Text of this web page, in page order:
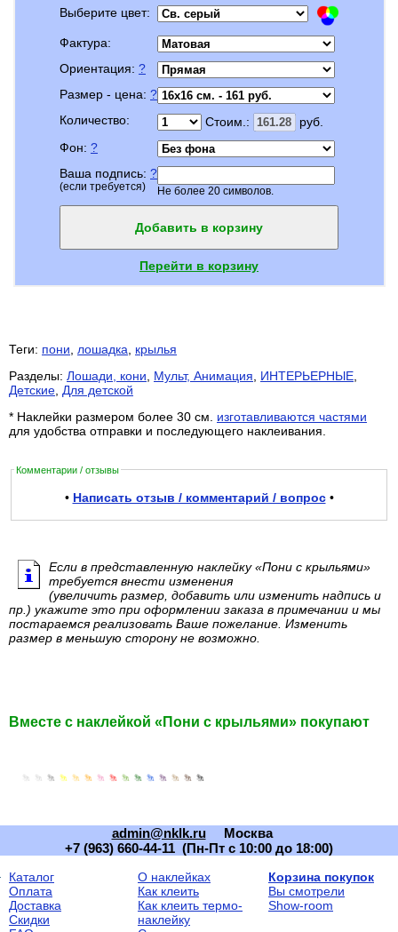
Выберите цвет:
Фактура:
Ориентация: ?
Размер - цена: ?
Количество:
Стоим.:
руб.
Фон: ?
Ваша подпись: ?
(если требуется) Не более 20 символов.
Добавить в корзину
Перейти в корзину
Теги: пони лошадка
крылья
Разделы: Лошади, кони Мульт, Анимация ИНТЕРЬЕРНЫЕ
Детские Для детской
* Наклейки размером более 30 см. изготавливаются частями
для удобства отправки и последующего наклеивания.
Комментарии / отзывы
• Написать отзыв / комментарий / вопрос•
Если в представленную наклейку «Пони с крыльями»
требуется внести изменения
(увеличить размер, добавить или изменить надпись и
пр.) укажите это при оформлении заказа в примечании и мы
постараемся реализовать Ваше пожелание. Изменить
размер в меньшую сторону не возможно.
Вместе с наклейкой «Пони с крыльями» покупают
admin@nklk.ru
Москва
+7 (963) 660-44-11 (Пн-Пт с 10:00 до 18:00)
Каталог
Оплата
Доставка
Скидки
О наклейках
Как клеить
Как клеить термо-
наклейку
Корзина покупок
Вы смотрели
Show-room